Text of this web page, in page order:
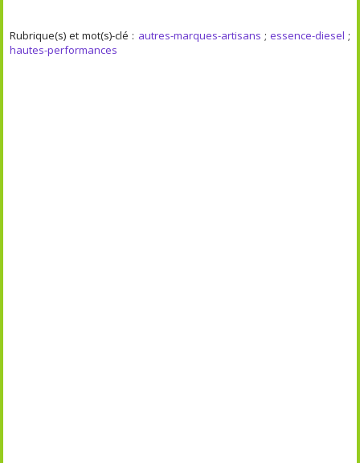
Rubrique(s) et mot(s)-clé : autres-marques-artisans ; essence-diesel ;
hautes-performances